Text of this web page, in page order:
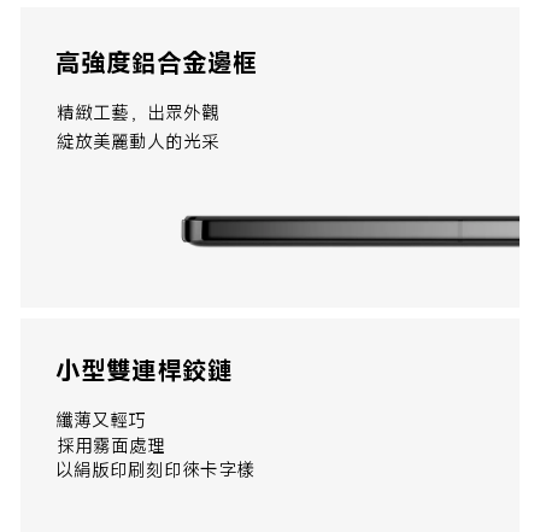
高強度鋁合金邊框
綻放美麗動人的光采
小型雙連桿鉸鏈
採用霧面處理
以絹版印刷刻印徠卡字樣